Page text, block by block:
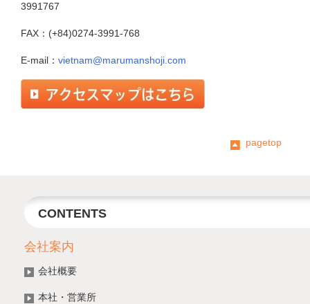
3991767
FAX：(+84)0274-3991-768
E-mail： vietnam@marumanshoji.com
pagetop
CONTENTS
会社案内
会社概要
本社・営業所